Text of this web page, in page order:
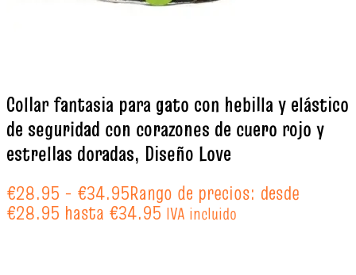
Collar fantasia para gato con hebilla y elástico
de seguridad con corazones de cuero rojo y
estrellas doradas, Diseño Love
€28.95 - €34.95Rango de precios: desde
€28.95 hasta €34.95 IVA incluido